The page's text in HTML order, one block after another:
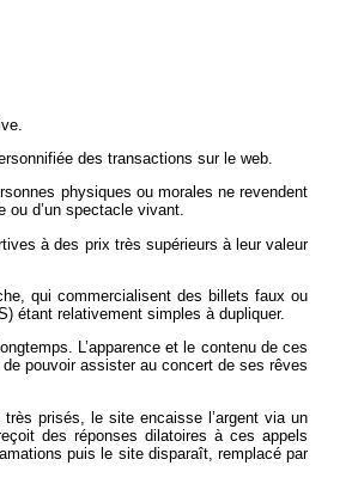
des transactions sur le web.
physiques ou morales ne revendent
ou d’un spectacle vivant.
à des prix très supérieurs à leur valeur
qui commercialisent des billets faux ou
étant relativement simples à dupliquer.
L’apparence et le contenu de ces
pouvoir assister au concert de ses rêves
prisés, le site encaisse l’argent via un
des réponses dilatoires à ces appels
puis le site disparaît, remplacé par